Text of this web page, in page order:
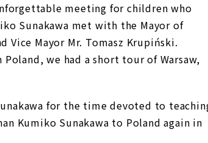
meeting for children who
Sunakawa met with the Mayor of
Vice Mayor Mr. Tomasz Krupiński.
we had a short tour of Warsaw,
for the time devoted to
Kumiko Sunakawa to Poland again in